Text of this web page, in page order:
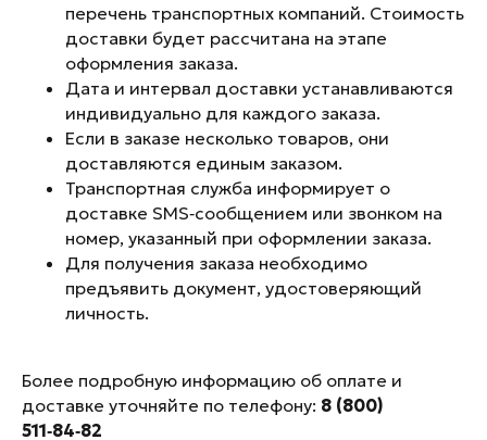
перечень транспортных компаний. Стоимость
доставки будет рассчитана на этапе
оформления заказа.
Дата и интервал доставки устанавливаются
индивидуально для каждого заказа.
Если в заказе несколько товаров, они
доставляются единым заказом.
Транспортная служба информирует о
доставке SMS‑сообщением или звонком на
номер, указанный при оформлении заказа.
Для получения заказа необходимо
предъявить документ, удостоверяющий
личность.
Более подробную информацию об оплате и
доставке уточняйте по телефону: 8 (800)
511‑84‑82
Телеграм Youtube
8 (800) 511-84-82
Где купить
Гарантия
Обратный
Магазины UVI
О нас
Доставка
Отзывы